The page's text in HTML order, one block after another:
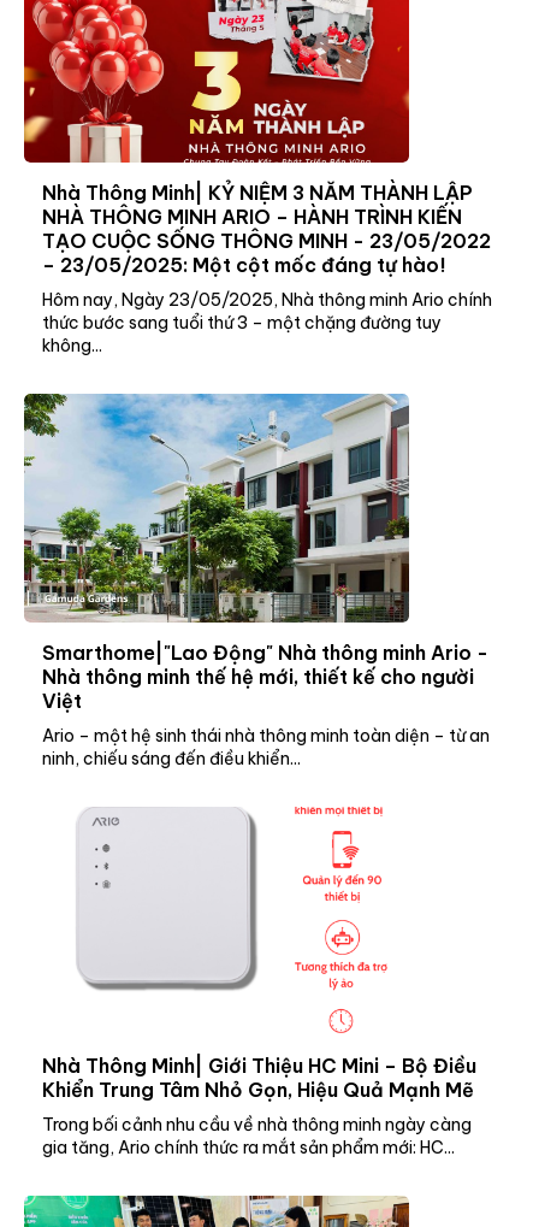
Nhà Thông Minh| KỶ NIỆM 3 NĂM THÀNH LẬP
NHÀ THÔNG MINH ARIO – HÀNH TRÌNH KIẾN
TẠO CUỘC SỐNG THÔNG MINH - 23/05/2022
– 23/05/2025: Một cột mốc đáng tự hào!
Hôm nay, Ngày 23/05/2025, Nhà thông minh Ario chính
thức bước sang tuổi thứ 3 – một chặng đường tuy
không...
Smarthome|"Lao Động" Nhà thông minh Ario -
Nhà thông minh thế hệ mới, thiết kế cho người
Việt
Ario – một hệ sinh thái nhà thông minh toàn diện – từ an
ninh, chiếu sáng đến điều khiển...
Nhà Thông Minh| Giới Thiệu HC Mini – Bộ Điều
Khiển Trung Tâm Nhỏ Gọn, Hiệu Quả Mạnh Mẽ
Trong bối cảnh nhu cầu về nhà thông minh ngày càng
gia tăng, Ario chính thức ra mắt sản phẩm mới: HC...